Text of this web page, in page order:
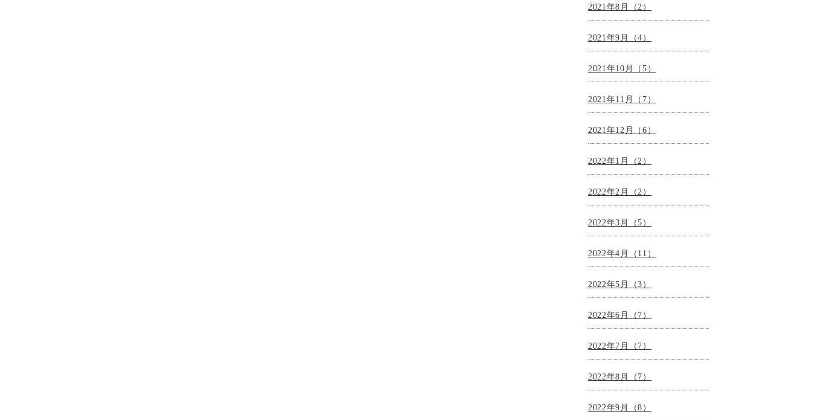
2021年8月（2）
2021年9月（4）
2021年10月（5）
2021年11月（7）
2021年12月（6）
2022年1月（2）
2022年2月（2）
2022年3月（5）
2022年4月（11）
2022年5月（3）
2022年6月（7）
2022年7月（7）
2022年8月（7）
2022年9月（8）